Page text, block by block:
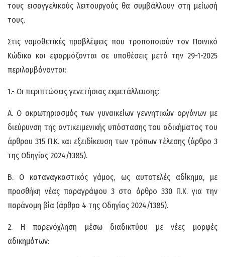
τους εισαγγελικούς λειτουργούς θα συμβάλλουν στη μείωσή
τους.
Στις νομοθετικές προβλέψεις που τροποποιούν τον Ποινικό
Κώδικα και εφαρμόζονται σε υποθέσεις μετά την 29-1-2025
περιλαμβάνονται:
1.- Οι περιπτώσεις γενετήσιας εκμετάλλευσης:
Α. Ο ακρωτηριασμός των γυναικείων γεννητικών οργάνων με
διεύρυνση της αντικειμενικής υπόστασης του αδικήματος του
άρθρου 315 Π.Κ. και εξειδίκευση των τρόπων τέλεσης (άρθρο 3
της Οδηγίας 2024/1385).
Β. Ο καταναγκαστικός γάμος, ως αυτοτελές αδίκημα, με
προσθήκη νέας παραγράφου 3 στο άρθρο 330 Π.Κ. για την
παράνομη βία (άρθρο 4 της Οδηγίας 2024/1385).
2. Η παρενόχληση μέσω διαδικτύου με νέες μορφές
αδικημάτων: